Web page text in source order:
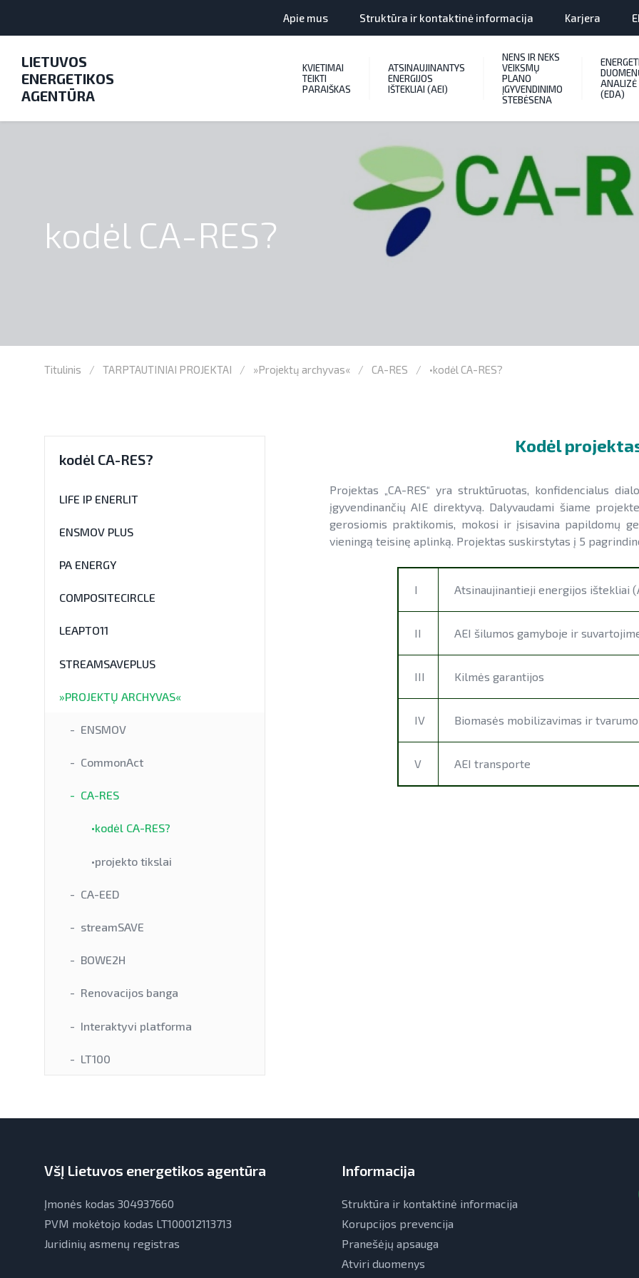
LIETUVOS
ENERGETIKOS
AGENTŪRA
Apie mus Struktūra ir kontaktinė informacija Karjera
KVIETIMAI
TEIKTI
PARAIŠKAS
ATSINAUJINANTYS
ENERGIJOS
IŠTEKLIAI (AEI)
NENS IR NEKS
VEIKSMŲ
PLANO
ĮGYVENDINIMO
STEBĖSENA
ANALIZĖ
(EDA)
kodėl CA-RES?
Titulinis TARPTAUTINIAI PROJEKTAI »Projektų archyvas« CA-RES •kodėl CA-RES?
kodėl CA-RES?
LIFE IP ENERLIT
ENSMOV PLUS
PA ENERGY
COMPOSITECIRCLE
LEAPTO11
STREAMSAVEPLUS
»PROJEKTŲ ARCHYVAS«
ENSMOV
CommonAct
CA-RES
•kodėl CA-RES?
•projekto tikslai
CA-EED
streamSAVE
BOWE2H
Renovacijos banga
Interaktyvi platforma
LT100
Kodėl projektas
Projektas „CA-RES“ yra struktūruotas, konfidencialus
įgyvendinančių AIE direktyvą. Dalyvaudami šiame
gerosiomis praktikomis, mokosi ir įsisavina papildomų
vieningą teisinę aplinką. Projektas suskirstytas į 5
I Atsinaujinantieji energijos ištekliai
II AEI šilumos gamyboje ir
III Kilmės garantijos
IV Biomasės mobilizavimas ir
V AEI transporte
VšĮ Lietuvos energetikos agentūra
Įmonės kodas 304937660
PVM mokėtojo kodas LT100012113713
Juridinių asmenų registras
Informacija
Struktūra ir kontaktinė informacija
Korupcijos prevencija
Pranešėjų apsauga
Atviri duomenys